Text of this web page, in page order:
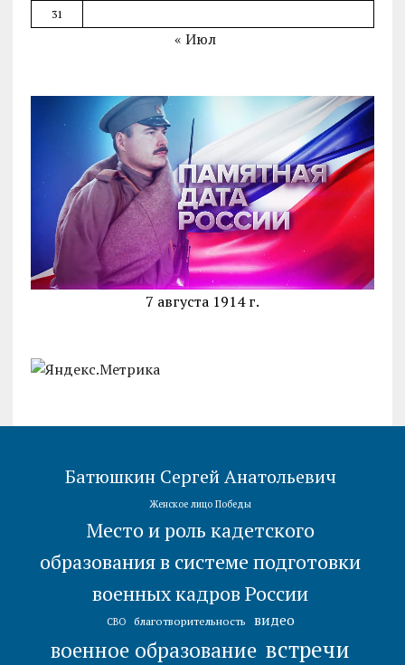
31
« Июл
7 августа 1914 г.
Батюшкин Сергей Анатольевич
Женское лицо Победы
Место и роль кадетского
образования в системе подготовки
военных кадров России
СВО благотворительность видео
военное образование встречи